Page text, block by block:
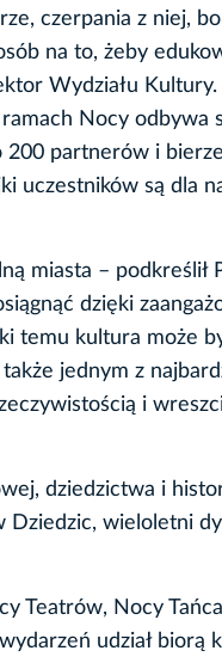
czerpania z niej,
na to, żeby
Wydziału Kultury.
Nocy odbywa
partnerów i
uczestników są dla
miasta – podkreślił
dzięki
temu kultura może
jednym z
i
dziedzictwa i
Dziedzic, wieloletni
Teatrów, Nocy
udział biorą